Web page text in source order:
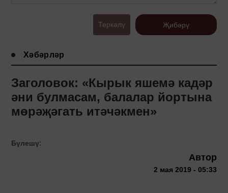
Теркәлү Җибәрү
Хәбәрләр
Заголовок: «Кырык яшемә кадәр
әни булмасам, балалар йортына
мөрәҗәгать итәчәкмен»
Бүлешү:
Автор
2 мая 2019 - 05:33